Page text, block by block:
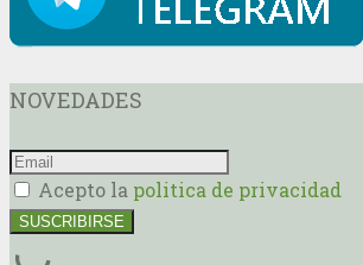
NOVEDADES
Acepto la politica de privacidad